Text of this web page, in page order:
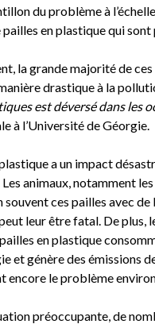
du problème à
en plastique qui sont
la grande majorité de
drastique à la
est déversé dans les
à l’Université de Géorgie.
a un impact
Les animaux, notamment
ces pailles avec de
leur être fatal. De plus,
en plastique
et génère des émissions
encore le problème
préoccupante, de